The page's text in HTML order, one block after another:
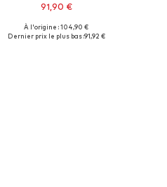
91,90 €
Tailles disponibles: 21, 22, 23, 24
À l'origine : 104,90 €
Dernier prix le plus bas :91,92 €